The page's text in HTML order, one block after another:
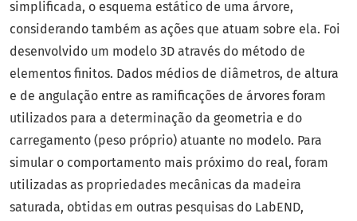
simplificada, o esquema estático de uma árvore,
considerando também as ações que atuam sobre ela. Foi
desenvolvido um modelo 3D através do método de
elementos finitos. Dados médios de diâmetros, de altura
e de angulação entre as ramificações de árvores foram
utilizados para a determinação da geometria e do
carregamento (peso próprio) atuante no modelo. Para
simular o comportamento mais próximo do real, foram
utilizadas as propriedades mecânicas da madeira
saturada, obtidas em outras pesquisas do LabEND,